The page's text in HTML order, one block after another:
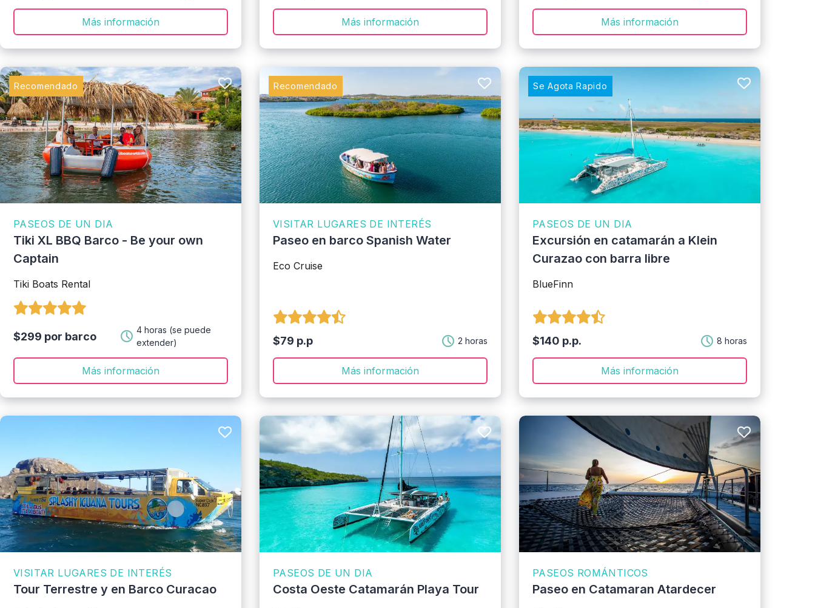
Más información Más información Más información
Recomendado
PASEOS DE UN DIA
Tiki XL BBQ Barco - Be your own
Captain
Tiki Boats Rental
$299 por barco
4 horas (se puede
extender)
Más información
Recomendado
VISITAR LUGARES DE INTERÉS
Paseo en barco Spanish Water
Eco Cruise
$79 p.p 2 horas
Más información
Se Agota Rapido
PASEOS DE UN DIA
Excursión en catamarán a Klein
Curazao con barra libre
BlueFinn
$140 p.p. 8 horas
Más información
VISITAR LUGARES DE INTERÉS
Tour Terrestre y en Barco Curacao
PASEOS DE UN DIA
Costa Oeste Catamarán Playa Tour
PASEOS ROMÁNTICOS
Paseo en Catamaran Atardecer